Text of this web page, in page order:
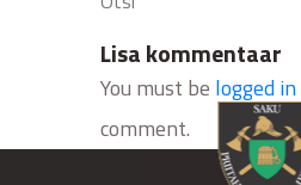
Lisa kommentaar
You must be logged in
comment.